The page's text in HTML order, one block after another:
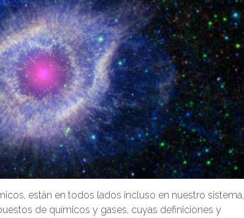
están en todos lados incluso en nuestro sistema,
de químicos y gases, cuyas definiciones y